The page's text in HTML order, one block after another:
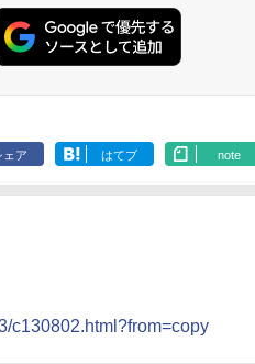
ェア はてブ note
c130802.html?from=copy